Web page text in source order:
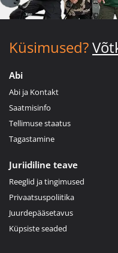
Küsimused?
Abi
Abi ja Kontakt
Saatmisinfo
Tellimuse staatus
Tagastamine
Juriidiline teave
Reeglid ja tingimused
Privaatsuspoliitika
Juurdepääsetavus
Küpsiste seaded